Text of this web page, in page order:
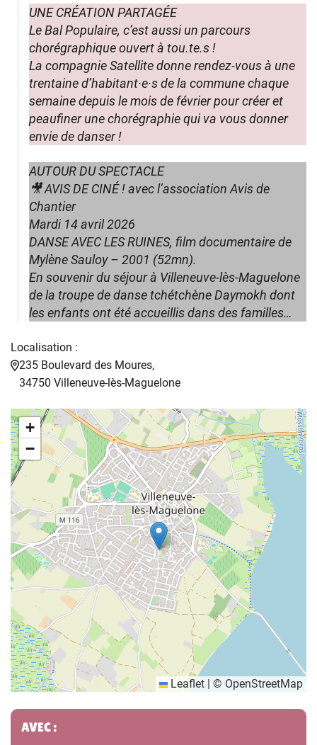
UNE CRÉATION PARTAGÉE
Le Bal Populaire, c’est aussi un parcours
chorégraphique ouvert à tou.te.s !
La compagnie Satellite donne rendez-vous à une
trentaine d’habitant·e·s de la commune chaque
semaine depuis le mois de février pour créer et
peaufiner une chorégraphie qui va vous donner
envie de danser !
AUTOUR DU SPECTACLE
🎥 AVIS DE CINÉ !avec l’association Avis de
Chantier
Mardi 14 avril 2026
DANSE AVEC LES RUINES, film documentaire de
Mylène Sauloy – 2001 (52mn).
En souvenir du séjour à Villeneuve-lès-Maguelone
de la troupe de danse tchétchène Daymokh dont
les enfants ont été accueillis dans des familles…
Localisation :
235 Boulevard des Moures,
34750 Villeneuve-lès-Maguelone
+
−
Leaflet © OpenStreetMap
Informations complémentaires
AVEC :